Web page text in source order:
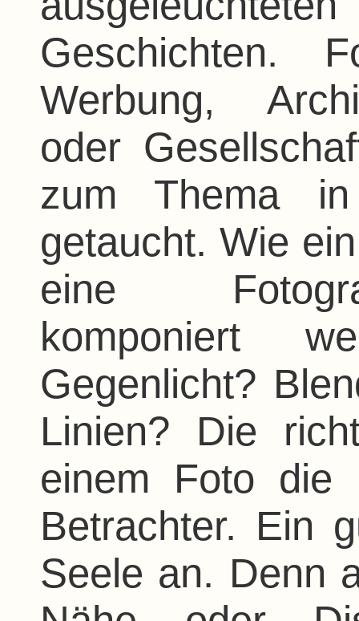
Geschichten.
Werbung,
oder
zum Thema
getaucht. Wie
eine
komponiert
Gegenlicht?
Linien? Die
einem Foto die
Betrachter. Ein
Seele an. Denn